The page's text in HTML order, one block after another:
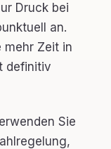
Druck bei
an.
mehr Zeit in
definitiv
Sie